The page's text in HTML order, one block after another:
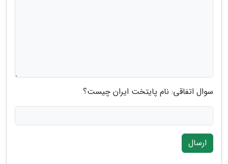
سوال اتفاقی: نام پایتخت ایران چیست؟
ارسال